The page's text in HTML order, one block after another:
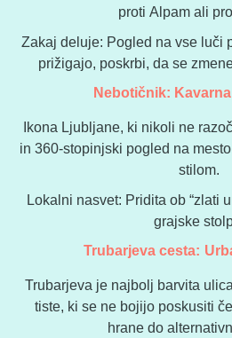
proti Alpam ali
Zakaj deluje: Pogled na vse luči
prižigajo, poskrbi, da se
Nebotičnik:
Ikona Ljubljane, ki nikoli ne
in 360-stopinjski pogled na
stilom.
Lokalni nasvet: Pridita ob “zlati
grajske
⁠Trubarjeva cesta:
Trubarjeva je najbolj barvita
tiste, ki se ne bojijo poskusiti
hrane do